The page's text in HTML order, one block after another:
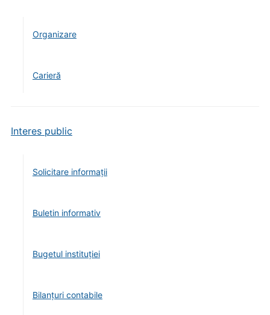
Organizare
Carieră
Interes public
Solicitare informații
Buletin informativ
Bugetul instituției
Bilanțuri contabile